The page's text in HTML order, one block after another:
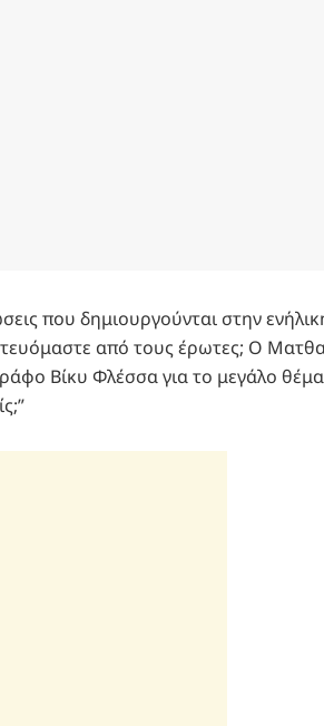
που δημιουργούνται στην
από τους έρωτες; Ο
Βίκυ Φλέσσα για το μεγάλο